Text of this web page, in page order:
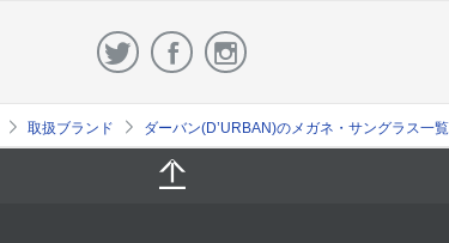
取扱ブランド ダーバン(D’URBAN)のメガネ・サングラス一覧